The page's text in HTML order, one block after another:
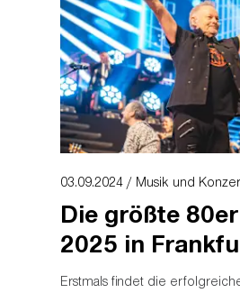
03.09.2024 / Musik und
Die größte
2025 in
Erstmals findet die